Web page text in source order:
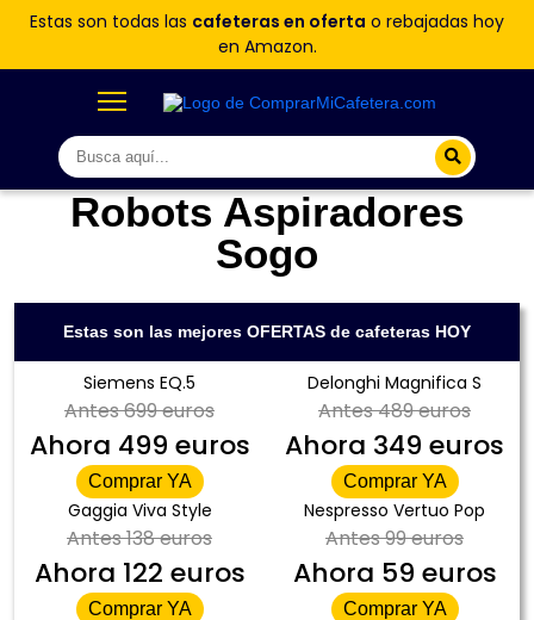
Estas son todas las cafeteras en oferta o rebajadas hoy
en Amazon.
Robots Aspiradores
Sogo
Estas son las mejores OFERTAS de cafeteras HOY
Siemens EQ.5
Antes699 euros
Ahora 499 euros
Comprar YA
Delonghi Magnifica S
Antes489 euros
Ahora 349 euros
Comprar YA
Gaggia Viva Style
Antes138 euros
Ahora 122 euros
Comprar YA
Nespresso Vertuo Pop
Antes99 euros
Ahora 59 euros
Comprar YA